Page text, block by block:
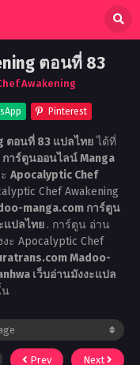
ตอนที่ 83
Awakening
Pinterest
ตอนที่ 83 แปลไทยได้ที่
าร์ตูนออนไลน์ Manga
Apocalyptic Chef
Chef Awakening
manga.com การ์ตูน
แปลไทย . การ์ตูน อ่าน
ะ Apocalyptic Chef
Madoo-
เว็บอ่านมังงะแปล
น
Prev Next